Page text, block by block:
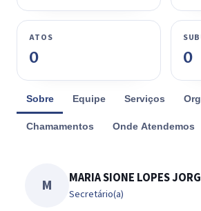
ATOS
0 0
Sobre Equipe Serviços
Chamamentos Onde Atendemos
M MARIA SIONE LOPES
Secretário(a)